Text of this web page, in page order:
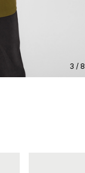
3 / 8